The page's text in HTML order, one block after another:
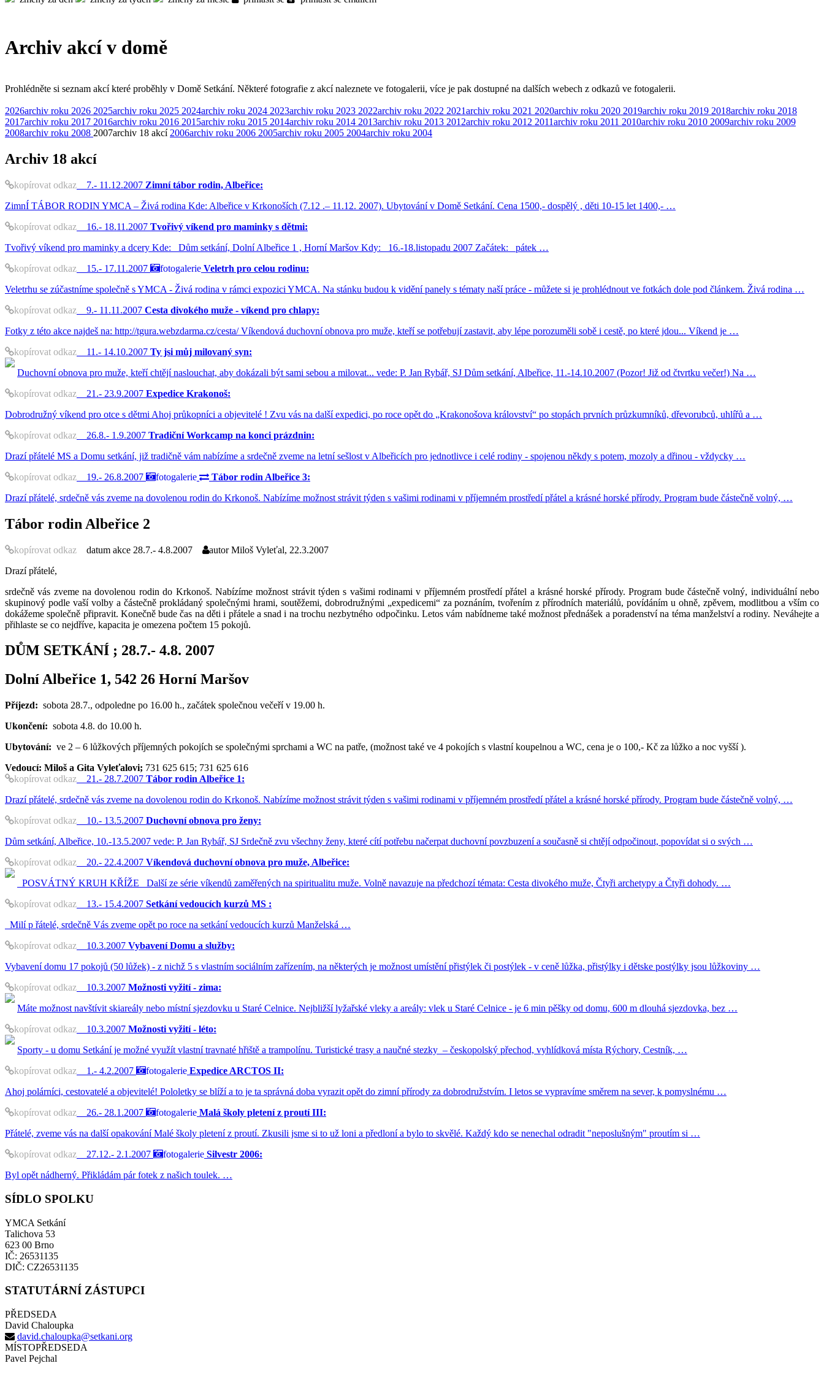
Archiv akcí v domě
Prohlédněte si seznam akcí které proběhly v Domě Setkání. Některé fotografie z akcí naleznete ve fotogalerii, více je pak dostupné na dalších webech z odkazů ve fotogalerii.
2026archiv roku 2026 2025archiv roku 2025 2024archiv roku 2024 2023archiv roku 2023 2022archiv roku 2022 2021archiv roku 2021 2020archiv roku 2020 2019archiv roku 2019 2018archiv roku 2018
2017archiv roku 2017 2016archiv roku 2016 2015archiv roku 2015 2014archiv roku 2014 2013archiv roku 2013 2012archiv roku 2012 2011archiv roku 2011 2010archiv roku 2010 2009archiv roku 2009
2008archiv roku 2008 2007archiv 18 akcí 2006archiv roku 2006 2005archiv roku 2005 2004archiv roku 2004
Archiv 18 akcí
kopírovat odkaz 7.- 11.12.2007 Zimní tábor rodin, Albeřice:
ZimnÍ TÁBOR RODIN YMCA – Živá rodina Kde: Albeřice v Krkonoších (7.12 .– 11.12. 2007). Ubytování v Domě Setkání. Cena 1500,- dospělý , děti 10-15 let 1400,- …
kopírovat odkaz 16.- 18.11.2007 Tvořivý víkend pro maminky s dětmi:
Tvořivý víkend pro maminky a dcery Kde: Dům setkání, Dolní Albeřice 1 , Horní Maršov Kdy: 16.-18.listopadu 2007 Začátek: pátek …
kopírovat odkaz 15.- 17.11.2007 fotogalerie Veletrh pro celou rodinu:
Veletrhu se zúčastníme společně s YMCA - Živá rodina v rámci expozici YMCA. Na stánku budou k vidění panely s tématy naší práce - můžete si je prohlédnout ve fotkách dole pod článkem. Živá rodina …
kopírovat odkaz 9.- 11.11.2007 Cesta divokého muže - víkend pro chlapy:
Fotky z této akce najdeš na: http://tgura.webzdarma.cz/cesta/ Víkendová duchovní obnova pro muže, kteří se potřebují zastavit, aby lépe porozuměli sobě i cestě, po které jdou... Víkend je …
kopírovat odkaz 11.- 14.10.2007 Ty jsi můj milovaný syn:
Duchovní obnova pro muže, kteří chtějí naslouchat, aby dokázali být sami sebou a milovat... vede: P. Jan Rybář, SJ Dům setkání, Albeřice, 11.-14.10.2007 (Pozor! Již od čtvrtku večer!) Na …
kopírovat odkaz 21.- 23.9.2007 Expedice Krakonoš:
Dobrodružný víkend pro otce s dětmi Ahoj průkopníci a objevitelé ! Zvu vás na další expedici, po roce opět do „Krakonošova království“ po stopách prvních průzkumníků, dřevorubců, uhlířů a …
kopírovat odkaz 26.8.- 1.9.2007 Tradiční Workcamp na konci prázdnin:
Drazí přátelé MS a Domu setkání, již tradičně vám nabízíme a srdečně zveme na letní sešlost v Albeřicích pro jednotlivce i celé rodiny - spojenou někdy s potem, mozoly a dřinou - vždycky …
kopírovat odkaz 19.- 26.8.2007 fotogalerie
Tábor rodin Albeřice 3:
Drazí přátelé, srdečně vás zveme na dovolenou rodin do Krkonoš. Nabízíme možnost strávit týden s vašimi rodinami v příjemném prostředí přátel a krásné horské přírody. Program bude částečně volný, …
Tábor rodin Albeřice 2
kopírovat odkaz datum akce 28.7.- 4.8.2007 autorMiloš Vyleťal, 22.3.2007
Drazí přátelé,
srdečně vás zveme na dovolenou rodin do Krkonoš. Nabízíme možnost strávit týden s vašimi rodinami v příjemném prostředí přátel a krásné horské přírody. Program bude částečně volný, individuální nebo
skupinový podle vaší volby a částečně prokládaný společnými hrami, soutěžemi, dobrodružnými „expedicemi“ za poznáním, tvořením z přírodních materiálů, povídáním u ohně, zpěvem, modlitbou a vším co
dokážeme společně připravit. Konečně bude čas na děti i přátele a snad i na trochu nezbytného odpočinku. Letos vám nabídneme také možnost přednášek a poradenství na téma manželství a rodiny. Neváhejte a
přihlaste se co nejdříve, kapacita je omezena počtem 15 pokojů.
DŮM SETKÁNÍ ; 28.7.- 4.8. 2007
Dolní Albeřice 1, 542 26 Horní Maršov
Příjezd: sobota 28.7., odpoledne po 16.00 h., začátek společnou večeří v 19.00 h.
Ukončení: sobota 4.8. do 10.00 h.
Ubytování: ve 2 – 6 lůžkových příjemných pokojích se společnými sprchami a WC na patře, (možnost také ve 4 pokojích s vlastní koupelnou a WC, cena je o 100,- Kč za lůžko a noc vyšší ).
Vedoucí: Miloš a Gita Vyleťalovi; 731 625 615; 731 625 616
kopírovat odkaz 21.- 28.7.2007 Tábor rodin Albeřice 1:
Drazí přátelé, srdečně vás zveme na dovolenou rodin do Krkonoš. Nabízíme možnost strávit týden s vašimi rodinami v příjemném prostředí přátel a krásné horské přírody. Program bude částečně volný, …
kopírovat odkaz 10.- 13.5.2007 Duchovní obnova pro ženy:
Dům setkání, Albeřice, 10.-13.5.2007 vede: P. Jan Rybář, SJ Srdečně zvu všechny ženy, které cítí potřebu načerpat duchovní povzbuzení a současně si chtějí odpočinout, popovídat si o svých …
kopírovat odkaz 20.- 22.4.2007 Víkendová duchovní obnova pro muže, Albeřice:
POSVÁTNÝ KRUH KŘÍŽE Další ze série víkendů zaměřených na spiritualitu muže. Volně navazuje na předchozí témata: Cesta divokého muže, Čtyři archetypy a Čtyři dohody. …
kopírovat odkaz 13.- 15.4.2007 Setkání vedoucích kurzů MS :
Milí p řátelé, srdečně Vás zveme opět po roce na setkání vedoucích kurzů Manželská …
kopírovat odkaz 10.3.2007 Vybavení Domu a služby:
Vybavení domu 17 pokojů (50 lůžek) - z nichž 5 s vlastním sociálním zařízením, na některých je možnost umístění přistýlek či postýlek - v ceně lůžka, přistýlky i dětske postýlky jsou lůžkoviny …
kopírovat odkaz 10.3.2007 Možnosti vyžití - zima:
Máte možnost navštívit skiareály nebo místní sjezdovku u Staré Celnice. Nejbližší lyžařské vleky a areály: vlek u Staré Celnice - je 6 min pěšky od domu, 600 m dlouhá sjezdovka, bez …
kopírovat odkaz 10.3.2007 Možnosti vyžití - léto:
Sporty - u domu Setkání je možné využít vlastní travnaté hřiště a trampolínu. Turistické trasy a naučné stezky – českopolský přechod, vyhlídková místa Rýchory, Cestník, …
kopírovat odkaz 1.- 4.2.2007 fotogalerie Expedice ARCTOS II:
Ahoj polárníci, cestovatelé a objevitelé! Pololetky se blíží a to je ta správná doba vyrazit opět do zimní přírody za dobrodružstvím. I letos se vypravíme směrem na sever, k pomyslnému …
kopírovat odkaz 26.- 28.1.2007 fotogalerie Malá školy pletení z proutí III:
Přátelé, zveme vás na další opakování Malé školy pletení z proutí. Zkusili jsme si to už loni a předloní a bylo to skvělé. Každý kdo se nenechal odradit "neposlušným" proutím si …
kopírovat odkaz 27.12.- 2.1.2007 fotogalerie Silvestr 2006:
Byl opět nádherný. Přikládám pár fotek z našich toulek. …
SÍDLO SPOLKU
YMCA Setkání
Talichova 53
623 00 Brno
IČ: 26531135
DIČ: CZ26531135
STATUTÁRNÍ ZÁSTUPCI
PŘEDSEDA
David Chaloupka
david.chaloupka@setkani.org
MÍSTOPŘEDSEDA
Pavel Pejchal